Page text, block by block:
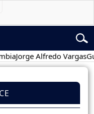
Alfredo Vargas